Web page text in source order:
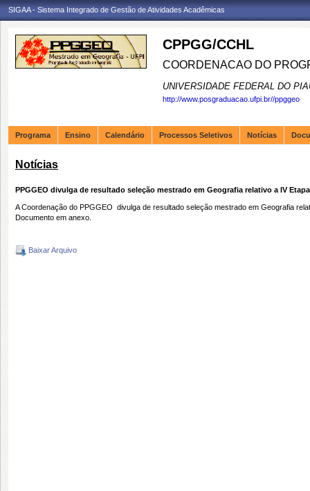
SIGAA - Sistema Integrado de Gestão de Atividades Acadêmicas
CPPGG/CCHL
COORDENACAO DO
UNIVERSIDADE FEDERAL DO
http://www.posgraduacao.ufpi.br//ppggeo
Programa Ensino Calendário Processos Seletivos Notícias
Notícias
PPGGEO divulga de resultado seleção mestrado em Geografia relativo a IV
A Coordenação do PPGGEO divulga de resultado seleção mestrado em Geografia
Documento em anexo.
Baixar Arquivo